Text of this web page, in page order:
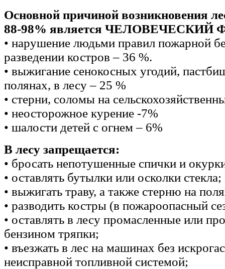
Основной причиной возникновения
88-98% является ЧЕЛОВЕЧЕСКИЙ
• нарушение людьми правил пожарной
разведении костров – 36 %.
• выжигание сенокосных угодий,
полянах, в лесу – 25 %
• стерни, соломы на
• неосторожное курение -7%
• шалости детей с огнем – 6%
В лесу запрещается:
• бросать непотушенные спички и
• оставлять бутылки или осколки стекла;
• выжигать траву, а также стерню на
• разводить костры (в пожароопасный
• оставлять в лесу промасленные или
бензином тряпки;
• въезжать в лес на машинах без
неисправной топливной системой;